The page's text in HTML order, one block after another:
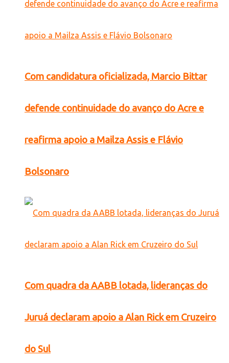
Com candidatura oficializada, Marcio Bittar
defende continuidade do avanço do Acre e
reafirma apoio a Mailza Assis e Flávio
Bolsonaro
Com quadra da AABB lotada, lideranças do
Juruá declaram apoio a Alan Rick em Cruzeiro
do Sul